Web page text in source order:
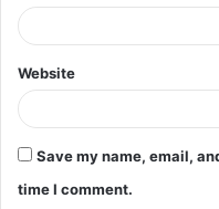
Website
Save my name, email,
time I comment.